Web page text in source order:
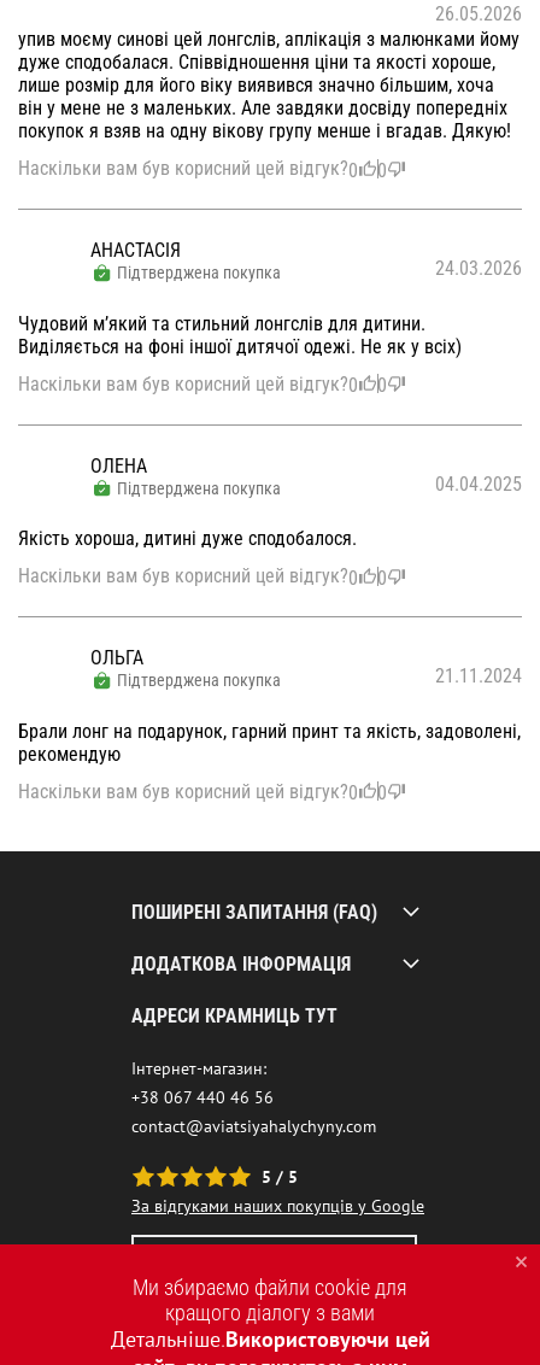
26.05.2026
упив моєму синові цей лонгслів, аплікація з малюнками йому
дуже сподобалася. Співвідношення ціни та якості хороше,
лише розмір для його віку виявився значно більшим, хоча
він у мене не з маленьких. Але завдяки досвіду попередніх
покупок я взяв на одну вікову групу менше і вгадав. Дякую!
Наскільки вам був корисний цей відгук?0 0
АНАСТАСІЯ
Підтверджена покупка 24.03.2026
Чудовий мʼякий та стильний лонгслів для дитини.
Виділяється на фоні іншої дитячої одежі. Не як у всіх)
Наскільки вам був корисний цей відгук?0 0
ОЛЕНА
Підтверджена покупка 04.04.2025
Якість хороша, дитині дуже сподобалося.
Наскільки вам був корисний цей відгук?0 0
ОЛЬГА
Підтверджена покупка 21.11.2024
Брали лонг на подарунок, гарний принт та якість, задоволені,
рекомендую
Наскільки вам був корисний цей відгук?0 0
ПОШИРЕНІ ЗАПИТАННЯ (FAQ)
ДОДАТКОВА ІНФОРМАЦІЯ
АДРЕСИ КРАМНИЦЬ ТУТ
Інтернет-магазин:
+38 067 440 46 56
contact@aviatsiyahalychyny.com
5 / 5
За відгуками наших покупців у Google
Ми збираємо файли cookie для
кращого діалогу з вами
Детальніше.Використовуючи цей